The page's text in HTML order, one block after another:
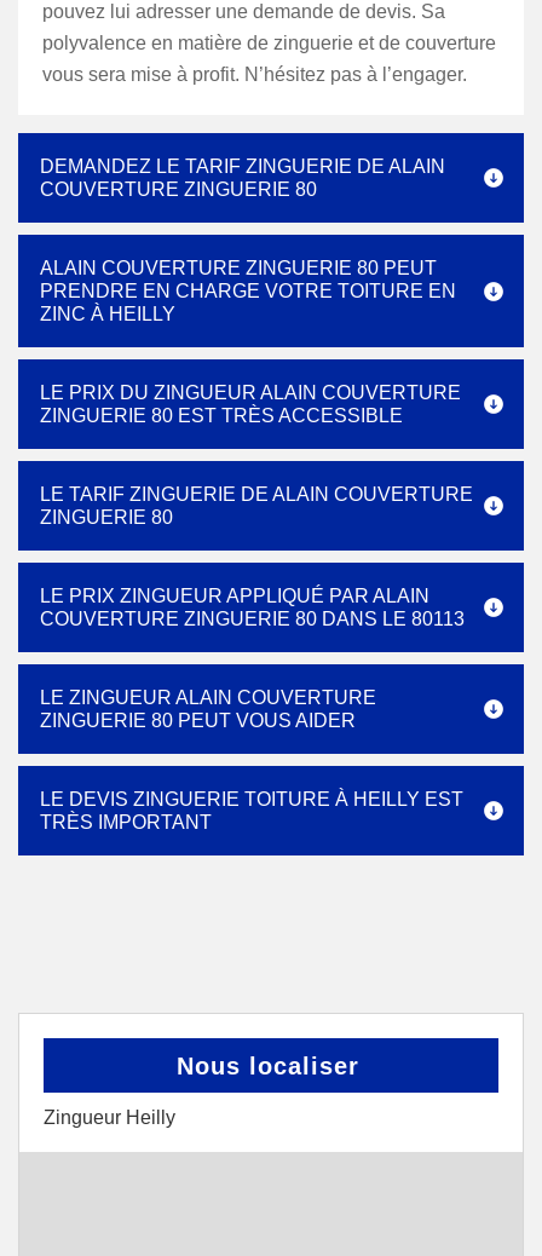
pouvez lui adresser une demande de devis. Sa
polyvalence en matière de zinguerie et de couverture
vous sera mise à profit. N’hésitez pas à l’engager.
DEMANDEZ LE TARIF ZINGUERIE DE ALAIN
COUVERTURE ZINGUERIE 80
ALAIN COUVERTURE ZINGUERIE 80 PEUT
PRENDRE EN CHARGE VOTRE TOITURE EN
ZINC À HEILLY
LE PRIX DU ZINGUEUR ALAIN COUVERTURE
ZINGUERIE 80 EST TRÈS ACCESSIBLE
LE TARIF ZINGUERIE DE ALAIN COUVERTURE
ZINGUERIE 80
LE PRIX ZINGUEUR APPLIQUÉ PAR ALAIN
COUVERTURE ZINGUERIE 80 DANS LE 80113
LE ZINGUEUR ALAIN COUVERTURE
ZINGUERIE 80 PEUT VOUS AIDER
LE DEVIS ZINGUERIE TOITURE À HEILLY EST
TRÈS IMPORTANT
Nous localiser
Zingueur Heilly